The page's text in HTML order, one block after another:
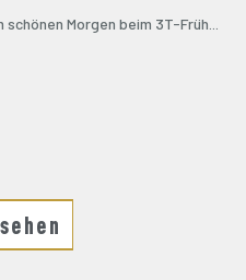
Morgen beim 3T-Früh...